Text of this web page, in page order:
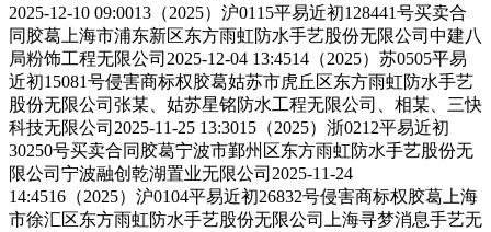
2025-12-10 09:0013（2025）沪0115平易近初128441号买卖合
同胶葛上海市浦东新区东方雨虹防水手艺股份无限公司中建八
局粉饰工程无限公司2025-12-04 13:4514（2025）苏0505平易
近初15081号侵害商标权胶葛姑苏市虎丘区东方雨虹防水手艺
股份无限公司张某、姑苏星铭防水工程无限公司、相某、三快
科技无限公司2025-11-25 13:3015（2025）浙0212平易近初
30250号买卖合同胶葛宁波市鄞州区东方雨虹防水手艺股份无
限公司宁波融创乾湖置业无限公司2025-11-24
14:4516（2025）沪0104平易近初26832号侵害商标权胶葛上海
市徐汇区东方雨虹防水手艺股份无限公司上海寻梦消息手艺无